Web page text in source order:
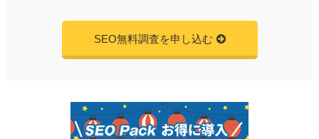
SEO無料調査を申し込む